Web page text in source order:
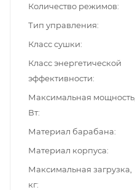
Количество режимов
Тип управления
Класс сушки
Класс энергетической
эффективности
Максимальная мощность,
Вт
Материал барабана
Материал корпуса
Максимальная загрузка,
кг